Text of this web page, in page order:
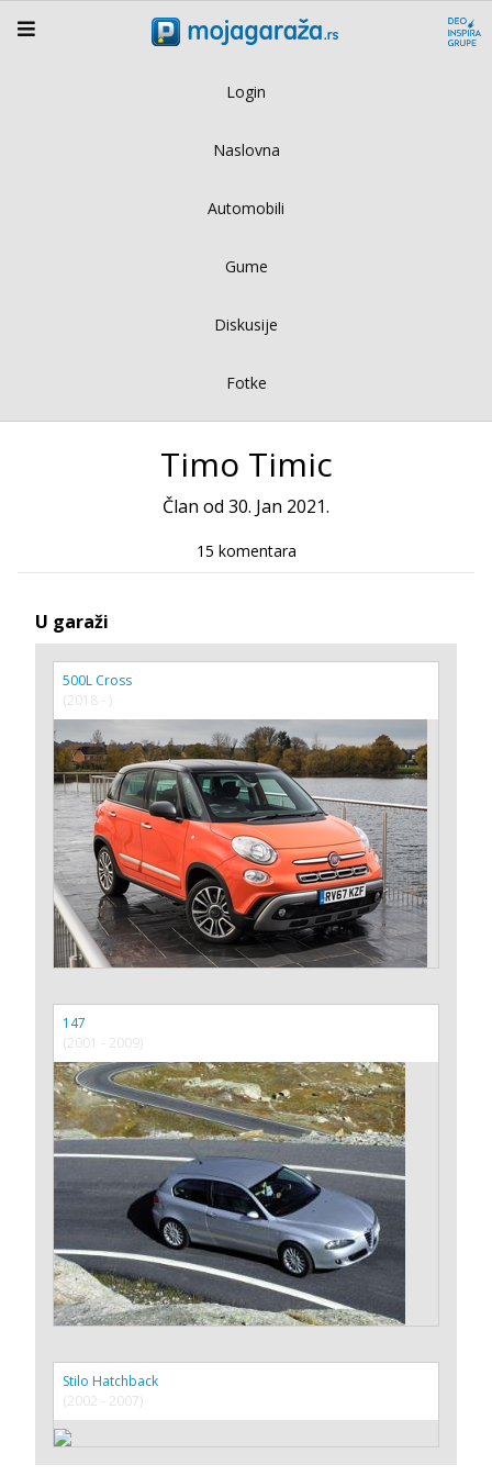
Login
Naslovna
Automobili
Gume
Diskusije
Fotke
Timo Timic
Član od 30. Jan 2021.
15 komentara
U garaži
500L Cross
(2018 - )
147
(2001 - 2009)
Stilo Hatchback
(2002 - 2007)